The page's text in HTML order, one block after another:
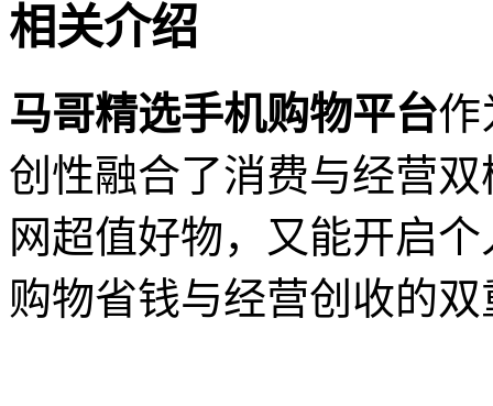
相关介绍
马哥精选手机购物平台作
创性融合了消费与经营
网超值好物，又能开启
购物省钱与经营创收的